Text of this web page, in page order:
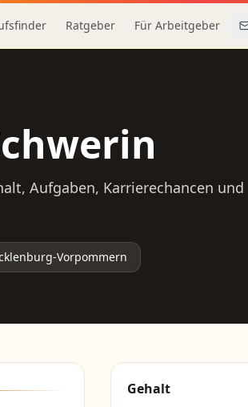
Ratgeber Für Arbeitgeber
Aufgaben, Karrierechancen und
Vorpommern
Gehalt